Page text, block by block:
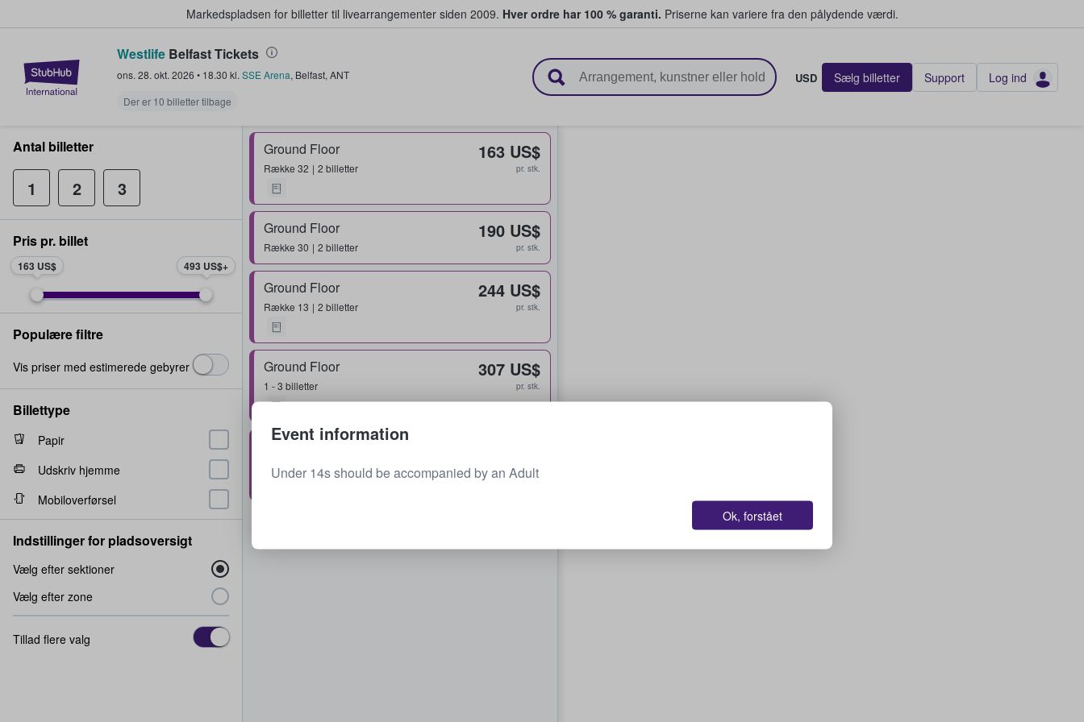
Markedspladsen for billetter til livearrangementer siden 2009. Hver ordre har 100 % garanti. Priserne kan variere fra den pålydende værdi.
StubHub - Hvor fans køber og sælger billetter
Westlife Belfast Tickets
ons. 28. okt. 2026 • 18.30 kl. SSE Arena, Belfast, ANT
Der er 10 billetter tilbage
USD Sælg billetter Support Log ind
Ground Floor
Række 32 2 billetter
163 US$
pr. stk.
Ground Floor
Række 30 2 billetter
190 US$
pr. stk.
Ground Floor
Række 13 2 billetter
244 US$
pr. stk.
Ground Floor
1 - 3 billetter
307 US$
pr. stk.
Ground Floor
Antal billetter
1 2 3
Pris pr. billet
163 US$ 493 US$
Populære filtre
Vis priser med estimerede gebyrer
Billettype
Papir
Udskriv hjemme
Mobiloverførsel
Indstillinger for pladsoversigt
Vælg efter sektioner
Vælg efter zone
Tillad flere valg
Event information
Under 14s should be accompanied by an Adult
Ok, forstået